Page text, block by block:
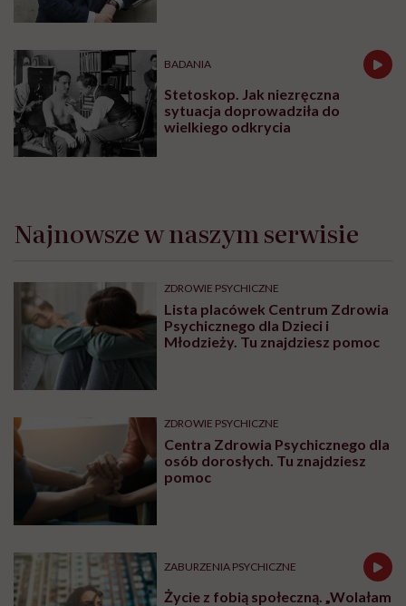
BADANIA
Stetoskop. Jak niezręczna
sytuacja doprowadziła do
wielkiego odkrycia
Najnowsze w naszym serwisie
ZDROWIE PSYCHICZNE
Lista placówek Centrum Zdrowia
Psychicznego dla Dzieci i
Młodzieży. Tu znajdziesz pomoc
ZDROWIE PSYCHICZNE
Centra Zdrowia Psychicznego dla
osób dorosłych. Tu znajdziesz
pomoc
ZABURZENIA PSYCHICZNE
Życie z fobią społeczną. „Wolałam